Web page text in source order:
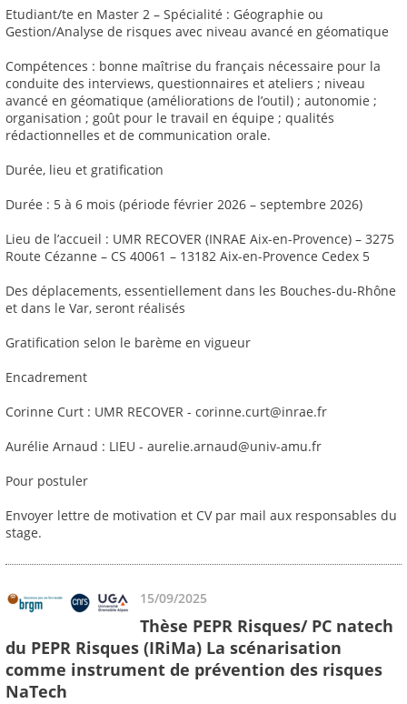
Etudiant/te en Master 2 – Spécialité : Géographie ou
Gestion/Analyse de risques avec niveau avancé en géomatique
Compétences : bonne maîtrise du français nécessaire pour la
conduite des interviews, questionnaires et ateliers ; niveau
avancé en géomatique (améliorations de l’outil) ; autonomie ;
organisation ; goût pour le travail en équipe ; qualités
rédactionnelles et de communication orale.
Durée, lieu et gratification
Durée : 5 à 6 mois (période février 2026 – septembre 2026)
Lieu de l’accueil : UMR RECOVER (INRAE Aix-en-Provence) – 3275
Route Cézanne – CS 40061 – 13182 Aix-en-Provence Cedex 5
Des déplacements, essentiellement dans les Bouches-du-Rhône
et dans le Var, seront réalisés
Gratification selon le barème en vigueur
Encadrement
Corinne Curt : UMR RECOVER - corinne.curt@inrae.fr
Aurélie Arnaud : LIEU - aurelie.arnaud@univ-amu.fr
Pour postuler
Envoyer lettre de motivation et CV par mail aux responsables du
stage.
15/09/2025
Thèse PEPR Risques/ PC natech
du PEPR Risques (IRiMa) La scénarisation
comme instrument de prévention des risques
NaTech